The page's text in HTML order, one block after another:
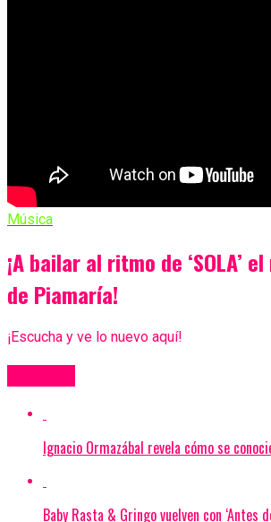
Música
¡A bailar al ritmo de ‘SOLA’
de Piamaría!
¡Escucha y ve lo nuevo aquí!
Ignacio Ormazábal revela cómo se
Baby Rasta & Gringo vuelven con ‘Antes